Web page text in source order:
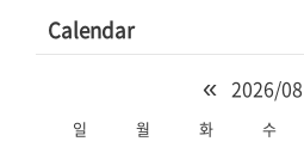
Calendar
« 2026/08
일 월 화 수